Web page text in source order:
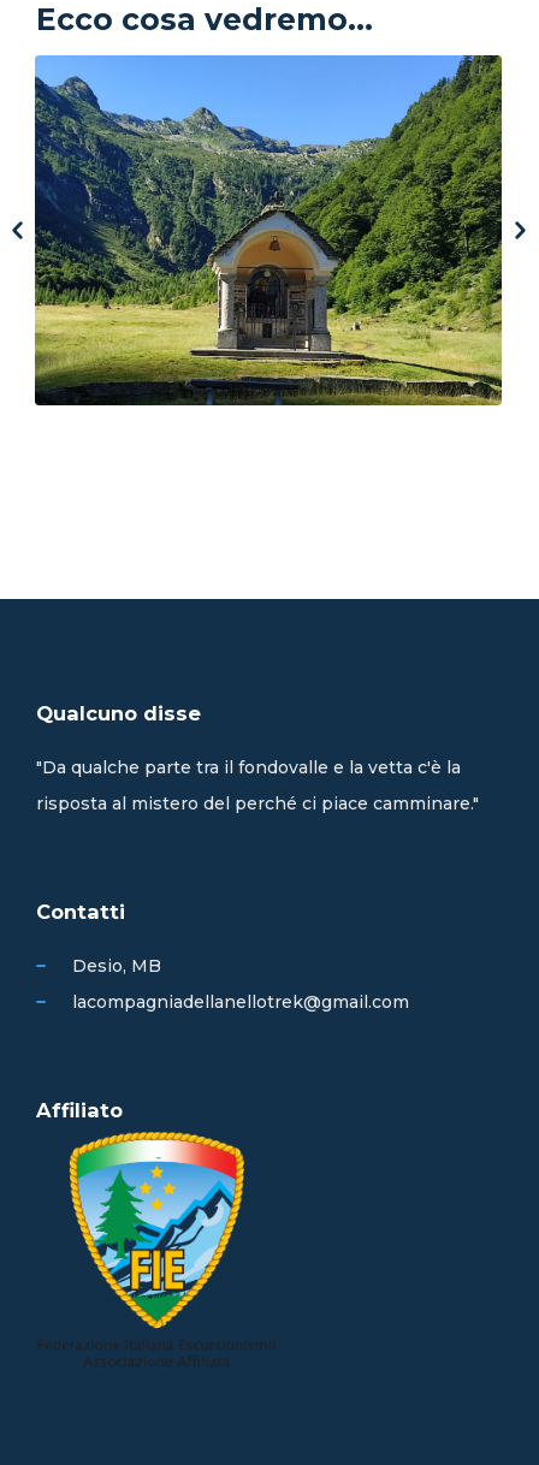
Ecco cosa vedremo...
Qualcuno disse
"Da qualche parte tra il fondovalle e la vetta c'è la
risposta al mistero del perché ci piace camminare."
Contatti
Desio, MB
lacompagniadellanellotrek@gmail.com
Affiliato